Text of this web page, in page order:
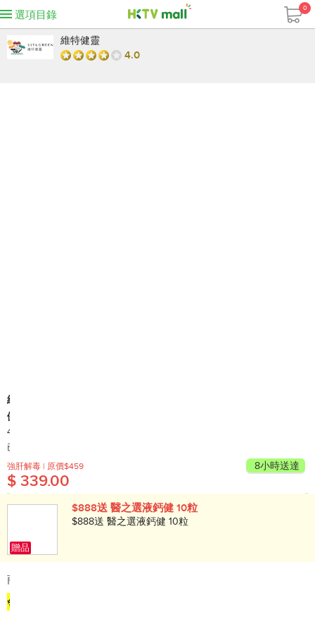
選項目錄
0
維特健靈
4.0
維特健靈
健肝寶膠囊 - 40粒 <強肝解毒、減肝脂積聚、中西健肝元素>
40's
已售出 10,000+
強肝解毒 | 原價$459
$ 339.00
8小時送達
贈品
$888送 醫之選液鈣健 10粒
$888送 醫之選液鈣健 10粒
商品簡介:
✨【入門體驗裝】即買>> ✨